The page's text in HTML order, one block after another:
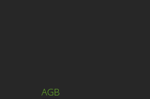
AGB